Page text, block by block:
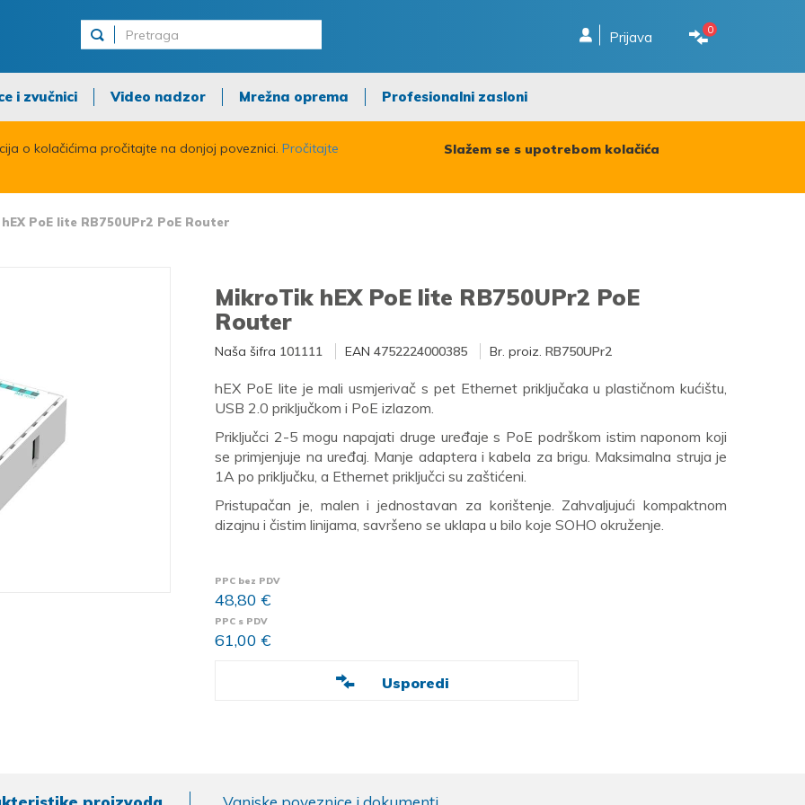
Prijava 0
i zvučnici Video nadzor Mrežna oprema Profesionalni zasloni
o kolačićima pročitajte na donjoj poveznici. Pročitajte Slažem se s upotrebom kolačića
PoE lite RB750UPr2 PoE Router
MikroTik hEX PoE lite RB750UPr2 PoE
Router
Naša šifra 101111 EAN 4752224000385 Br. proiz. RB750UPr2
hEX PoE lite je mali usmjerivač s pet Ethernet priključaka u plastičnom kućištu,
USB 2.0 priključkom i PoE izlazom.
Priključci 2-5 mogu napajati druge uređaje s PoE podrškom istim naponom koji
se primjenjuje na uređaj. Manje adaptera i kabela za brigu. Maksimalna struja je
1A po priključku, a Ethernet priključci su zaštićeni.
Pristupačan je, malen i jednostavan za korištenje. Zahvaljujući kompaktnom
dizajnu i čistim linijama, savršeno se uklapa u bilo koje SOHO okruženje.
PPC bez PDV
48,80 €
PPC s PDV
61,00 €
Usporedi